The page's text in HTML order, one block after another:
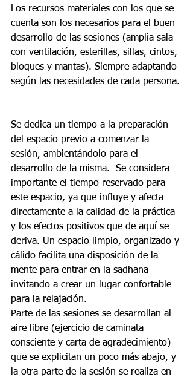
Los recursos materiales con los que se
cuenta son los necesarios para el buen
desarrollo de las sesiones (amplia sala
con ventilación, esterillas, sillas, cintos,
bloques y mantas). Siempre adaptando
según las necesidades de cada persona.
Se dedica un tiempo a la preparación
del espacio previo a comenzar la
sesión, ambientándolo para el
desarrollo de la misma.  Se considera
importante el tiempo reservado para
este espacio, ya que influye y afecta
directamente a la calidad de la práctica
y los efectos positivos que de aquí se
deriva. Un espacio limpio, organizado y
cálido facilita una disposición de la
mente para entrar en la sadhana
invitando a crear un lugar confortable
para la relajación.
Parte de las sesiones se desarrollan al
aire libre (ejercicio de caminata
consciente y carta de agradecimiento)
que se explicitan un poco más abajo, y
la otra parte de la sesión se realiza en